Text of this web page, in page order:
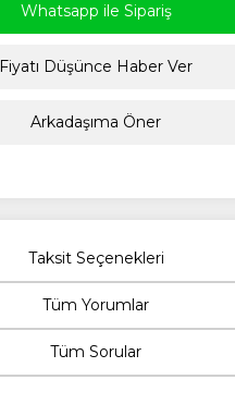
Whatsapp ile Sipariş
Fiyatı Düşünce Haber Ver
Arkadaşıma Öner
Taksit Seçenekleri
Tüm Yorumlar
Tüm Sorular